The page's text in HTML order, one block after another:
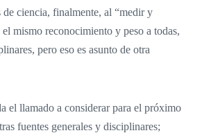
de ciencia, finalmente, al “medir y
mismo reconocimiento y peso a todas,
pero eso es asunto de otra
el llamado a considerar para el próximo
fuentes generales y disciplinares;